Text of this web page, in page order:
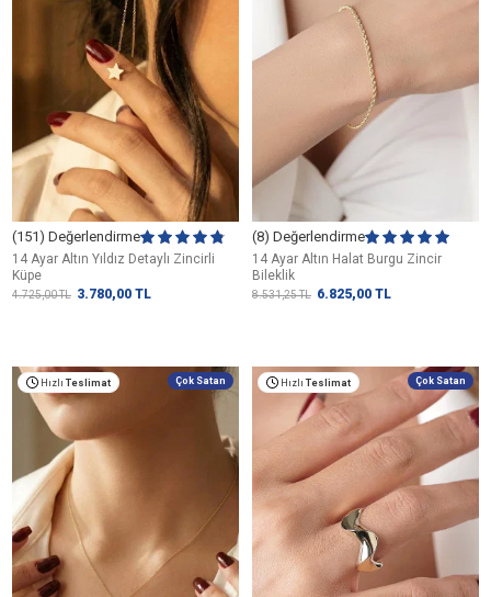
(151) Değerlendirme
14 Ayar Altın Yıldız Detaylı Zincirli
Küpe
4.725,00TL 3.780,00 TL
(8) Değerlendirme
14 Ayar Altın Halat Burgu Zincir
Bileklik
8.531,25TL 6.825,00 TL
Hızlı Teslimat Çok Satan Hızlı Teslimat Çok Satan